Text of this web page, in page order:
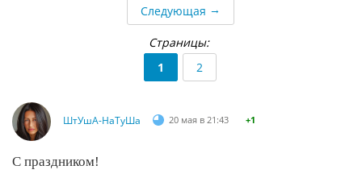
Следующая →
Страницы:
1
2
ШтУшА-НаТуШа 20 мая в 21:43 +1
С праздником!